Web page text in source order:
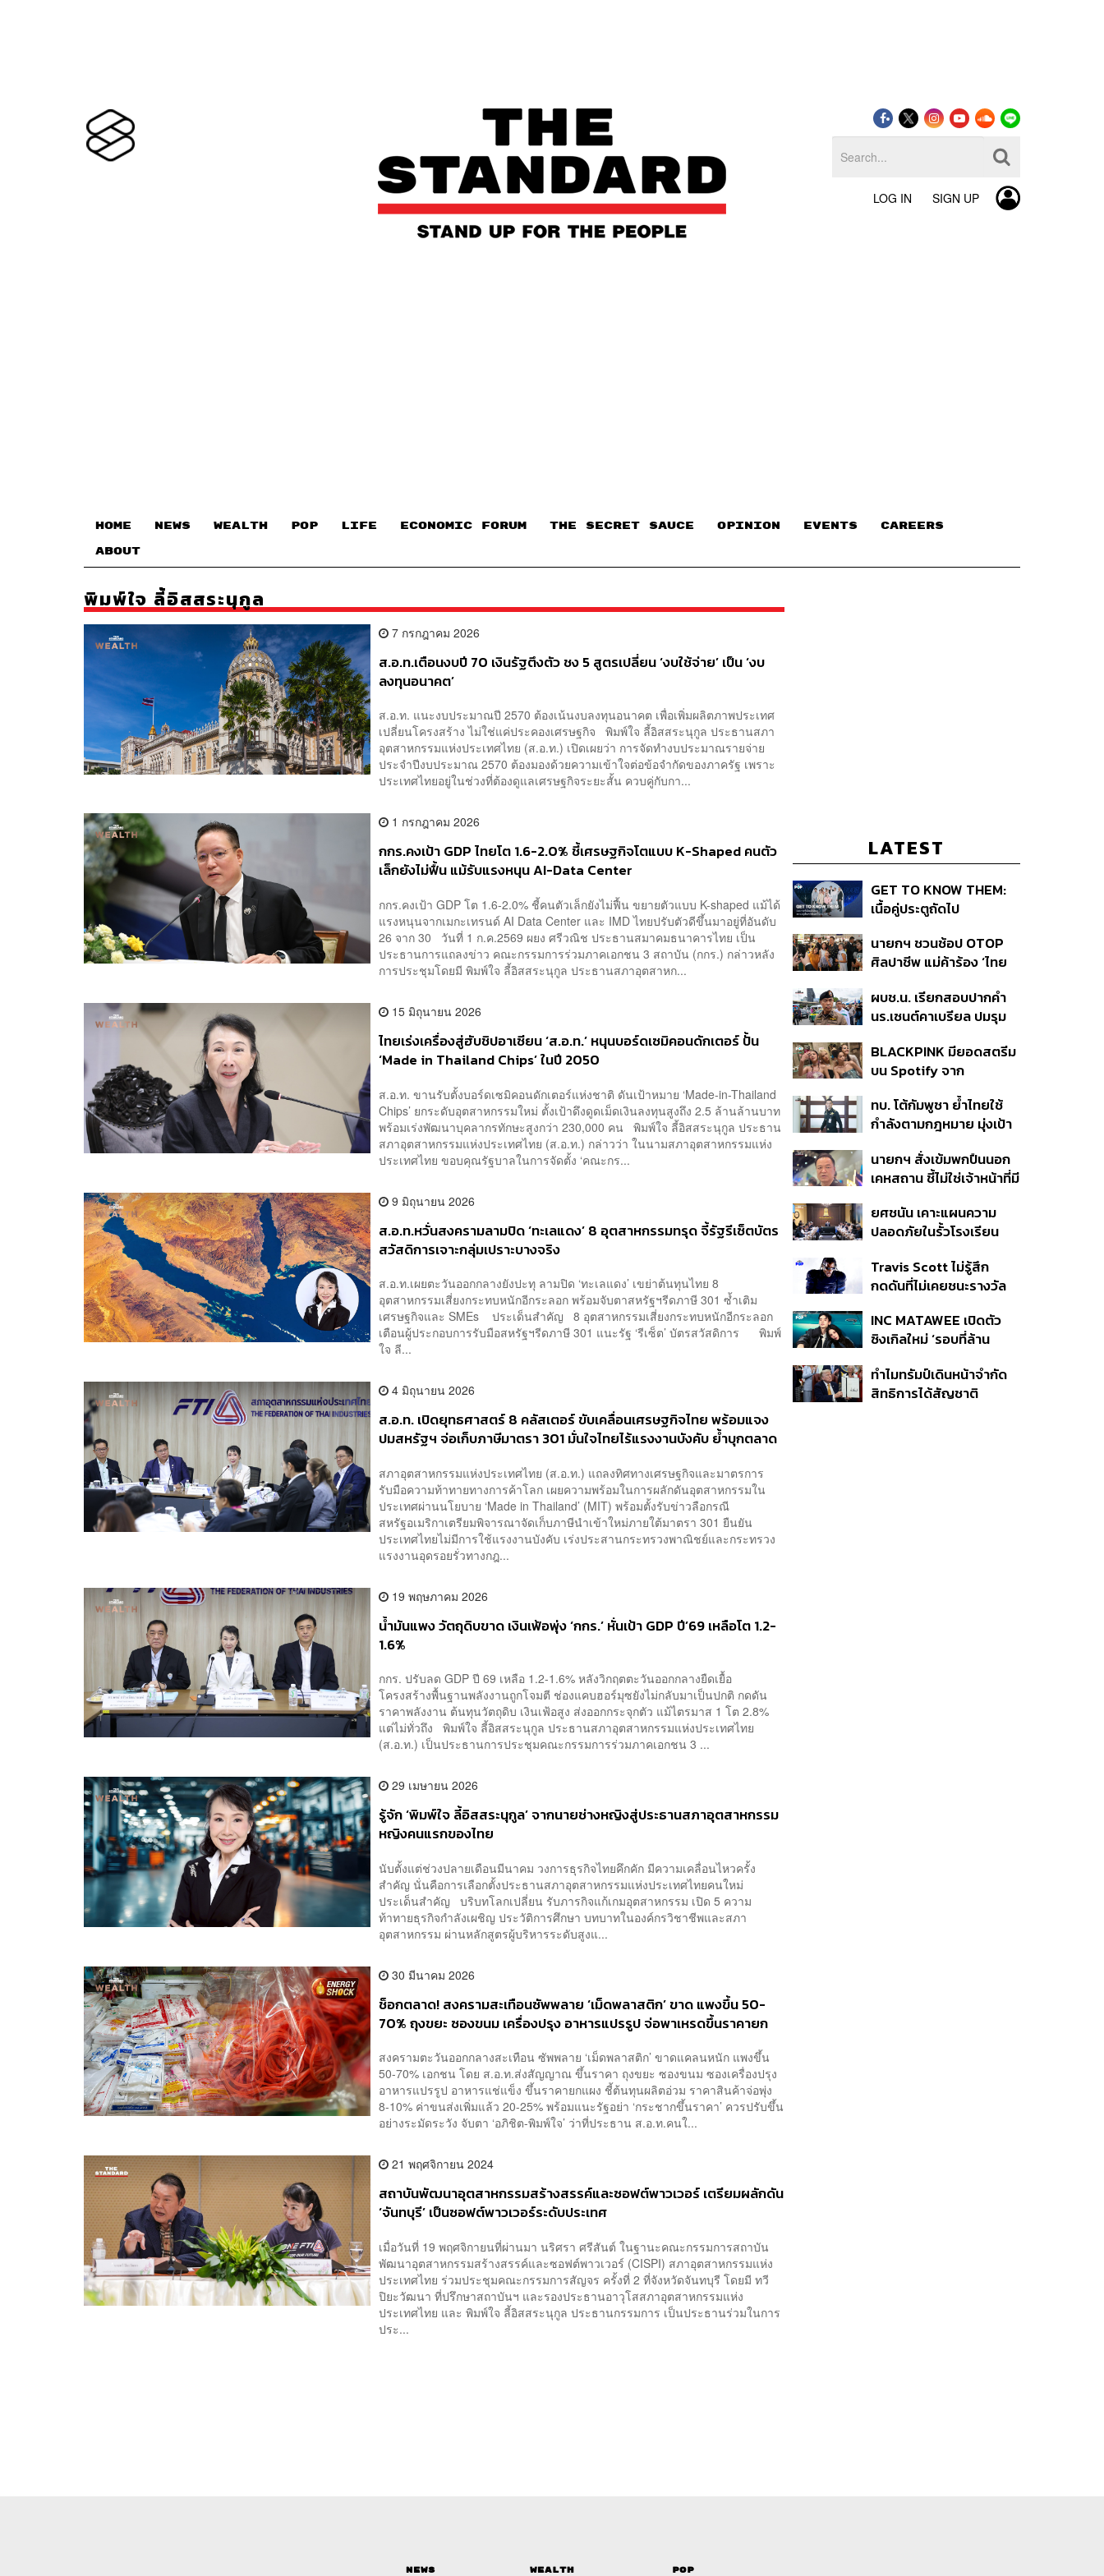
LOG IN SIGN UP
HOME NEWS WEALTH POP LIFE ECONOMIC FORUM THE SECRET SAUCE​ OPINION EVENTS CAREERS
ABOUT
พิมพ์ใจ ลี้อิสสระนุกูล
7 กรกฎาคม 2026
ส.อ.ท.เตือนงบปี 70 เงินรัฐตึงตัว ชง 5 สูตรเปลี่ยน ‘งบใช้จ่าย’ เป็น ‘งบ
ลงทุนอนาคต’
ส.อ.ท. แนะงบประมาณปี 2570 ต้องเน้นงบลงทุนอนาคต เพื่อเพิ่มผลิตภาพประเทศ
เปลี่ยนโครงสร้าง ไม่ใช่แค่ประคองเศรษฐกิจ พิมพ์ใจ ลี้อิสสระนุกูล ประธานสภา
อุตสาหกรรมแห่งประเทศไทย (ส.อ.ท.) เปิดเผยว่า การจัดทำงบประมาณรายจ่าย
ประจำปีงบประมาณ 2570 ต้องมองด้วยความเข้าใจต่อข้อจำกัดของภาครัฐ เพราะ
ประเทศไทยอยู่ในช่วงที่ต้องดูแลเศรษฐกิจระยะสั้น ควบคู่กับกา...
1 กรกฎาคม 2026
กกร.คงเป้า GDP ไทยโต 1.6-2.0% ชี้เศรษฐกิจโตแบบ K-Shaped คนตัว
เล็กยังไม่ฟื้น แม้รับแรงหนุน AI-Data Center
กกร.คงเป้า GDP โต 1.6-2.0% ชี้คนตัวเล็กยังไม่ฟื้น ขยายตัวแบบ K-shaped แม้ได้
แรงหนุนจากเมกะเทรนด์ AI Data Center และ IMD ไทยปรับตัวดีขึ้นมาอยู่ที่อันดับ
26 จาก 30 วันที่ 1 ก.ค.2569 ผยง ศรีวณิช ประธานสมาคมธนาคารไทย เป็น
ประธานการแถลงข่าว คณะกรรมการร่วมภาคเอกชน 3 สถาบัน (กกร.) กล่าวหลัง
การประชุมโดยมี พิมพ์ใจ ลี้อิสสระนุกูล ประธานสภาอุตสาหก...
15 มิถุนายน 2026
ไทยเร่งเครื่องสู่ฮับชิปอาเซียน ‘ส.อ.ท.’ หนุนบอร์ดเซมิคอนดักเตอร์ ปั้น
‘Made in Thailand Chips’ ในปี 2050
ส.อ.ท. ขานรับตั้งบอร์ดเซมิคอนดักเตอร์แห่งชาติ ดันเป้าหมาย ‘Made-in-Thailand
Chips’ ยกระดับอุตสาหกรรมใหม่ ตั้งเป้าดึงดูดเม็ดเงินลงทุนสูงถึง 2.5 ล้านล้านบาท
พร้อมเร่งพัฒนาบุคลากรทักษะสูงกว่า 230,000 คน พิมพ์ใจ ลี้อิสสระนุกูล ประธาน
สภาอุตสาหกรรมแห่งประเทศไทย (ส.อ.ท.) กล่าวว่า ในนามสภาอุตสาหกรรมแห่ง
ประเทศไทย ขอบคุณรัฐบาลในการจัดตั้ง ‘คณะกร...
9 มิถุนายน 2026
ส.อ.ท.หวั่นสงครามลามปิด ‘ทะเลแดง’ 8 อุตสาหกรรมทรุด จี้รัฐรีเซ็ตบัตร
สวัสดิการเจาะกลุ่มเปราะบางจริง
ส.อ.ท.เผยตะวันออกกลางยังปะทุ ลามปิด ‘ทะเลแดง’ เขย่าต้นทุนไทย 8
อุตสาหกรรมเสี่ยงกระทบหนักอีกระลอก พร้อมจับตาสหรัฐฯรีดภาษี 301 ซ้ำเติม
เศรษฐกิจและ SMEs ประเด็นสำคัญ 8 อุตสาหกรรมเสี่ยงกระทบหนักอีกระลอก
เตือนผู้ประกอบการรับมือสหรัฐฯรีดภาษี 301 แนะรัฐ ‘รีเซ็ต’ บัตรสวัสดิการ พิมพ์
ใจ ลี...
4 มิถุนายน 2026
ส.อ.ท. เปิดยุทธศาสตร์ 8 คลัสเตอร์ ขับเคลื่อนเศรษฐกิจไทย พร้อมแจง
ปมสหรัฐฯ จ่อเก็บภาษีมาตรา 301 มั่นใจไทยไร้แรงงานบังคับ ย้ำบุกตลาด
สภาอุตสาหกรรมแห่งประเทศไทย (ส.อ.ท.) แถลงทิศทางเศรษฐกิจและมาตรการ
รับมือความท้าทายทางการค้าโลก เผยความพร้อมในการผลักดันอุตสาหกรรมใน
ประเทศผ่านนโยบาย ‘Made in Thailand’ (MIT) พร้อมตั้งรับข่าวลือกรณี
สหรัฐอเมริกาเตรียมพิจารณาจัดเก็บภาษีนำเข้าใหม่ภายใต้มาตรา 301 ยืนยัน
ประเทศไทยไม่มีการใช้แรงงานบังคับ เร่งประสานกระทรวงพาณิชย์และกระทรวง
แรงงานอุดรอยรั่วทางกฎ...
19 พฤษภาคม 2026
น้ำมันแพง วัตถุดิบขาด เงินเฟ้อพุ่ง ‘กกร.’ หั่นเป้า GDP ปี’69 เหลือโต 1.2-
1.6%
กกร. ปรับลด GDP ปี 69 เหลือ 1.2-1.6% หลังวิกฤตตะวันออกกลางยืดเยื้อ
โครงสร้างพื้นฐานพลังงานถูกโจมตี ช่องแคบฮอร์มุซยังไม่กลับมาเป็นปกติ กดดัน
ราคาพลังงาน ต้นทุนวัตถุดิบ เงินเฟ้อสูง ส่งออกกระจุกตัว แม้ไตรมาส 1 โต 2.8%
แต่ไม่ทั่วถึง พิมพ์ใจ ลี้อิสสระนุกูล ประธานสภาอุตสาหกรรมแห่งประเทศไทย
(ส.อ.ท.) เป็นประธานการประชุมคณะกรรมการร่วมภาคเอกชน 3 ...
29 เมษายน 2026
รู้จัก ‘พิมพ์ใจ ลี้อิสสระนุกูล’ จากนายช่างหญิงสู่ประธานสภาอุตสาหกรรม
หญิงคนแรกของไทย
นับตั้งแต่ช่วงปลายเดือนมีนาคม วงการธุรกิจไทยคึกคัก มีความเคลื่อนไหวครั้ง
สำคัญ นั่นคือการเลือกตั้งประธานสภาอุตสาหกรรมแห่งประเทศไทยคนใหม่
ประเด็นสำคัญ บริบทโลกเปลี่ยน รับภารกิจแก้เกมอุตสาหกรรม เปิด 5 ความ
ท้าทายธุรกิจกำลังเผชิญ ประวัติการศึกษา บทบาทในองค์กรวิชาชีพและสภา
อุตสาหกรรม ผ่านหลักสูตรผู้บริหารระดับสูงแ...
30 มีนาคม 2026
ช็อกตลาด! สงครามสะเทือนซัพพลาย ‘เม็ดพลาสติก’ ขาด แพงขึ้น 50-
70% ถุงขยะ ซองขนม เครื่องปรุง อาหารแปรรูป จ่อพาเหรดขึ้นราคายก
สงครามตะวันออกกลางสะเทือน ซัพพลาย ‘เม็ดพลาสติก’ ขาดแคลนหนัก แพงขึ้น
50-70% เอกชน โดย ส.อ.ท.ส่งสัญญาณ ขึ้นราคา ถุงขยะ ซองขนม ซองเครื่องปรุง
อาหารแปรรูป อาหารแช่แข็ง ขึ้นราคายกแผง ชี้ต้นทุนผลิตอ่วม ราคาสินค้าจ่อพุ่ง
8-10% ค่าขนส่งเพิ่มแล้ว 20-25% พร้อมแนะรัฐอย่า ‘กระชากขึ้นราคา’ ควรปรับขึ้น
อย่างระมัดระวัง จับตา ‘อภิชิต-พิมพ์ใจ’ ว่าที่ประธาน ส.อ.ท.คนใ...
21 พฤศจิกายน 2024
สถาบันพัฒนาอุตสาหกรรมสร้างสรรค์และซอฟต์พาวเวอร์ เตรียมผลักดัน
‘จันทบุรี’ เป็นซอฟต์พาวเวอร์ระดับประเทศ
เมื่อวันที่ 19 พฤศจิกายนที่ผ่านมา นริศรา ศรีสันต์ ในฐานะคณะกรรมการสถาบัน
พัฒนาอุตสาหกรรมสร้างสรรค์และซอฟต์พาวเวอร์ (CISPI) สภาอุตสาหกรรมแห่ง
ประเทศไทย ร่วมประชุมคณะกรรมการสัญจร ครั้งที่ 2 ที่จังหวัดจันทบุรี โดยมี ทวี
ปิยะวัฒนา ที่ปรึกษาสถาบันฯ และรองประธานอาวุโสสภาอุตสาหกรรมแห่ง
ประเทศไทย และ พิมพ์ใจ ลี้อิสสระนุกูล ประธานกรรมการ เป็นประธานร่วมในการ
ประ...
LATEST
GET TO KNOW THEM:
เนื้อคู่ประตูถัดไป
นายกฯ ชวนช้อป OTOP
ศิลปาชีพ แม่ค้าร้อง ‘ไทย
ถามมีต่อไหม นายกฯ ตอบ
‘เดี๋ยวจะพยายาม’
ผบช.น. เรียกสอบปากคำ
นร.เซนต์คาเบรียล ปมรุม
ดำเนินคดีแล้ว
BLACKPINK มียอดสตรีม
บน Spotify จาก
ครั้ง ตลอด 10 ปีที่ผ่านมา
ทบ. โต้กัมพูชา ย้ำไทยใช้
กำลังตามกฎหมาย มุ่งเป้า
หายไทยไม่อาจลบด้วย
ข้อมูลบิดเบือน
นายกฯ สั่งเข้มพกปืนนอก
เคหสถาน ชี้ไม่ใช่เจ้าหน้าที่มี
ก่อเหตุ เจ้าของร่วมรับผิด
ยศชนัน เคาะแผนความ
ปลอดภัยในรั้วโรงเรียน
ดูแล-คุมเข้มคัดกรองสิ่ง
ผิดกฎหมาย
Travis Scott ไม่รู้สึก
กดดันที่ไม่เคยชนะรางวัล
แล้ว 10 ครั้ง
INC MATAWEE เปิดตัว
ซิงเกิลใหม่ ‘รอบที่ล้าน
มาแสดงในมิวสิกวิดีโอ
ทำไมทรัมป์เดินหน้าจำกัด
สิทธิการได้สัญชาติ
News Wealth Pop